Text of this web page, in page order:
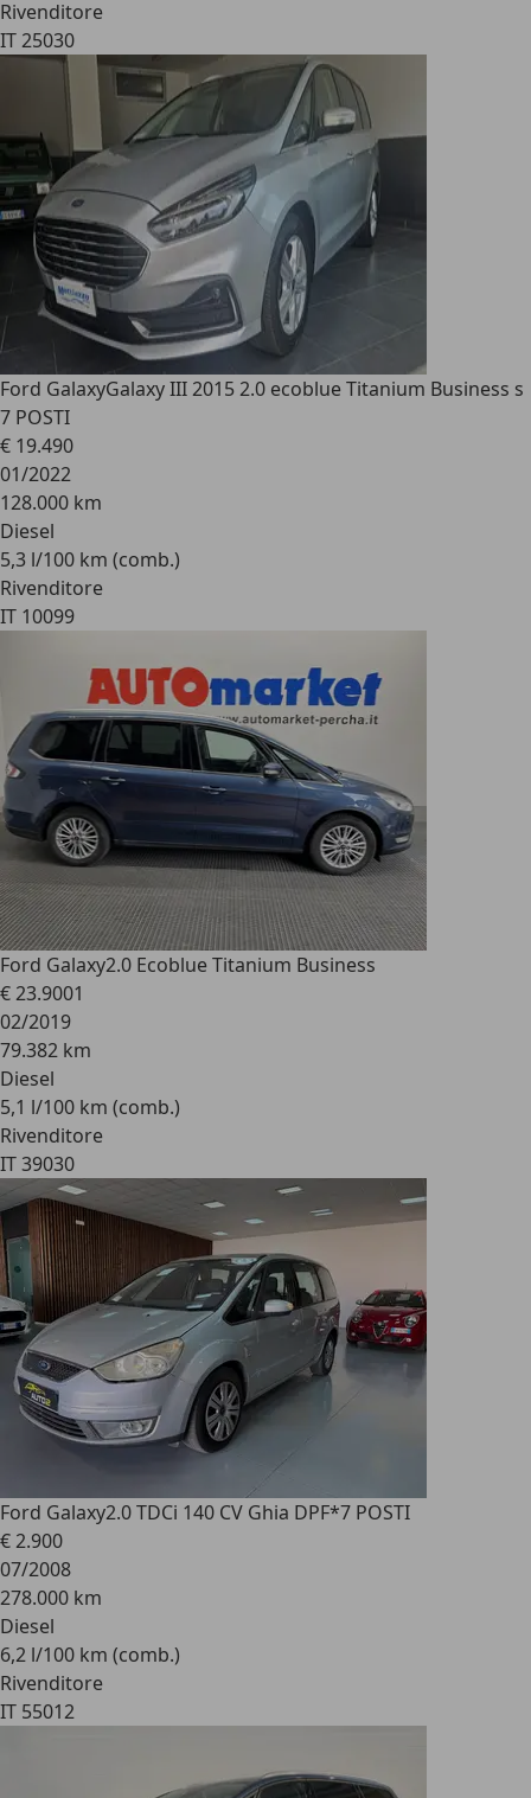
Rivenditore
IT 25030
Ford GalaxyGalaxy III 2015 2.0 ecoblue Titanium Business s
7 POSTI
€ 19.490
01/2022
128.000 km
Diesel
5,3 l/100 km (comb.)
Rivenditore
IT 10099
Ford Galaxy2.0 Ecoblue Titanium Business
€ 23.9001
02/2019
79.382 km
Diesel
5,1 l/100 km (comb.)
Rivenditore
IT 39030
Ford Galaxy2.0 TDCi 140 CV Ghia DPF*7 POSTI
€ 2.900
07/2008
278.000 km
Diesel
6,2 l/100 km (comb.)
Rivenditore
IT 55012